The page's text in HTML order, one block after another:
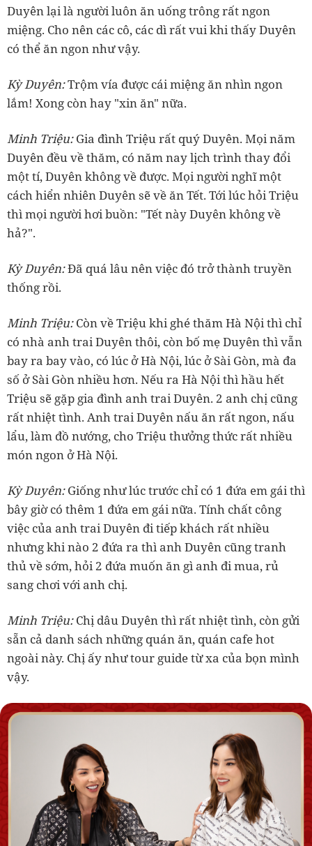
Duyên lại là người luôn ăn uống trông rất ngon
miệng. Cho nên các cô, các dì rất vui khi thấy Duyên
‏Kỳ Duyên:Trộm vía được cái miệng ăn nhìn ngon
‏Minh Triệu:Gia đình Triệu rất quý Duyên. Mọi năm
Duyên đều về thăm, có năm nay lịch trình thay đổi
một tí, Duyên không về được. Mọi người nghĩ một
cách hiển nhiên Duyên sẽ về ăn Tết. Tới lúc hỏi Triệu
thì mọi người hơi buồn: "Tết này Duyên không về
‏Kỳ Duyên:Đã quá lâu nên việc đó trở thành truyền
‏Minh Triệu:Còn về Triệu khi ghé thăm Hà Nội thì chỉ
có nhà anh trai Duyên thôi, còn bố mẹ Duyên thì vẫn
bay ra bay vào, có lúc ở Hà Nội, lúc ở Sài Gòn, mà đa
số ở Sài Gòn nhiều hơn. Nếu ra Hà Nội thì hầu hết
Triệu sẽ gặp gia đình anh trai Duyên. 2 anh chị cũng
rất nhiệt tình. Anh trai Duyên nấu ăn rất ngon, nấu
lẩu, làm đồ nướng, cho Triệu thưởng thức rất nhiều
‏Kỳ Duyên:Giống như lúc trước chỉ có 1 đứa em gái thì
bây giờ có thêm 1 đứa em gái nữa. Tính chất công
việc của anh trai Duyên đi tiếp khách rất nhiều
nhưng khi nào 2 đứa ra thì anh Duyên cũng tranh
thủ về sớm, hỏi 2 đứa muốn ăn gì anh đi mua, rủ
‏Minh Triệu:Chị dâu Duyên thì rất nhiệt tình, còn gửi
sẵn cả danh sách những quán ăn, quán cafe hot
ngoài này. Chị ấy như tour guide từ xa của bọn mình
vậy.